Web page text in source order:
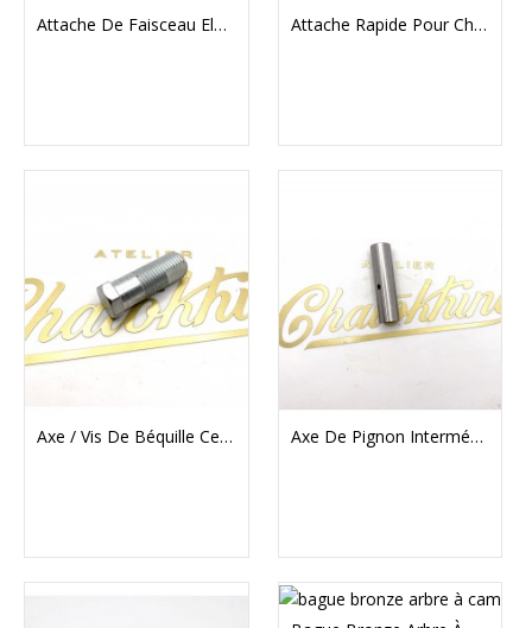
Attache De Faisceau Electrique Sur Cadre  Alu Attache Rapide Pour Chaine Renold Large 530
Axe / Vis De Béquille Centrale Triumph T100 T120 Axe De Pignon Intermédiaire De Distribution Triumph